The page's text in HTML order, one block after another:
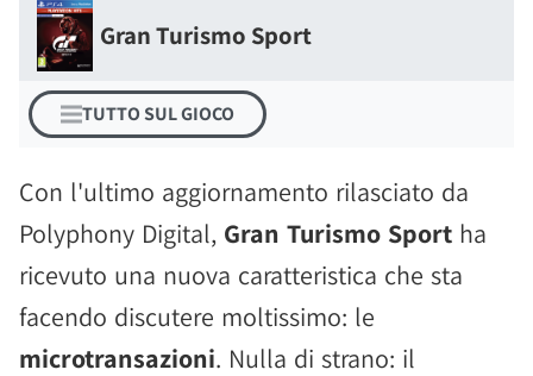
Gran Turismo Sport
TUTTO SUL GIOCO
Con l'ultimo aggiornamento rilasciato da
Polyphony Digital, Gran Turismo Sport ha
ricevuto una nuova caratteristica che sta
facendo discutere moltissimo: le
microtransazioni. Nulla di strano: il